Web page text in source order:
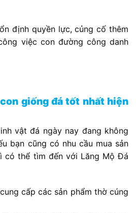
định quyền lực, củng cố thêm
việc con đường công danh
giống đá tốt nhất hiện
vật đá ngày nay đang không
bạn cũng có nhu cầu mua sản
có thể tìm đến với Lăng Mộ Đá
cấp các sản phẩm thờ cúng